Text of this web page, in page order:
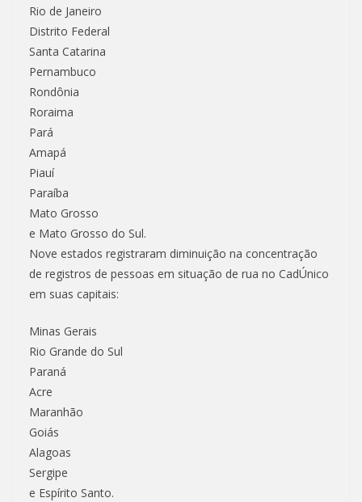
Rio de Janeiro
Distrito Federal
Santa Catarina
Pernambuco
Rondônia
Roraima
Pará
Amapá
Piauí
Paraíba
Mato Grosso
e Mato Grosso do Sul.
Nove estados registraram diminuição na concentração
de registros de pessoas em situação de rua no CadÚnico
em suas capitais:
Minas Gerais
Rio Grande do Sul
Paraná
Acre
Maranhão
Goiás
Alagoas
Sergipe
e Espírito Santo.